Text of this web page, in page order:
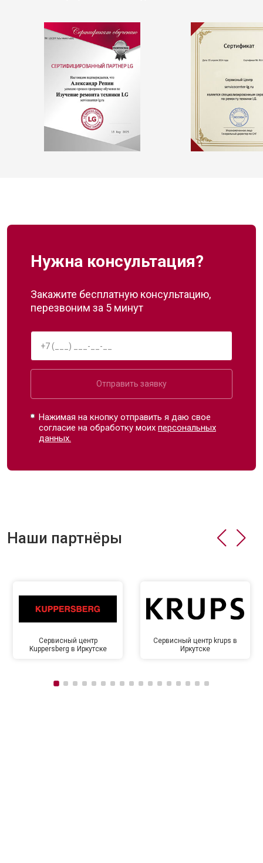
Нужна консультация?
Закажите бесплатную консультацию,
перезвоним за 5 минут
Отправить заявку
Нажимая на кнопку отправить я даю свое
согласие на обработку моихперсональных
данных.
Наши партнёры
Сервисный центр
Kuppersberg в Иркутске
Сервисный центр krups в
Иркутске